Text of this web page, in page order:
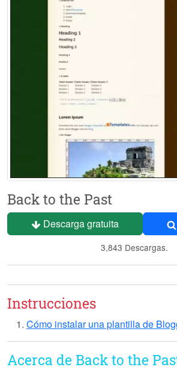
Back to the Past
Descarga gratuita
3,843 Descargas.
Instrucciones
Cómo instalar una plantilla de
Acerca de Back to the